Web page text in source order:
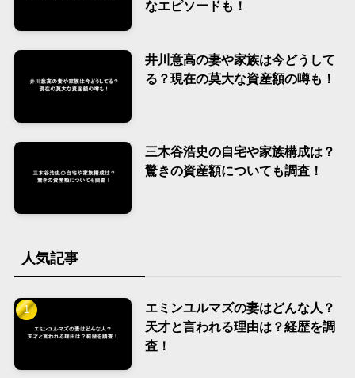
なエピソードも！
井川意高の妻や家族は今どうして
る？現在の莫大な資産額の噂も！
三木谷浩史の自宅や家族構成は？
驚きの資産額についても調査！
人気記事
エミンユルマズの妻はどんな人？
天才と言われる理由は？経歴を調
査！